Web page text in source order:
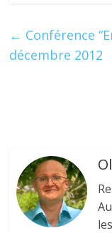
b
o
er
← Conférence
décembre 2012